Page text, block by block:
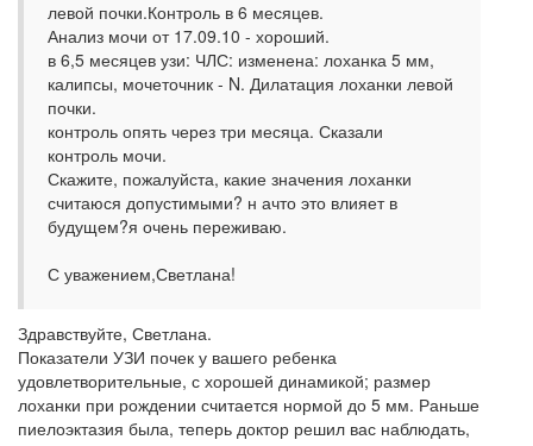
левой почки.Контроль в 6 месяцев.
Анализ мочи от 17.09.10 - хороший.
в 6,5 месяцев узи: ЧЛС: изменена: лоханка 5 мм,
калипсы, мочеточник - N. Дилатация лоханки левой
почки.
контроль опять через три месяца. Сказали
контроль мочи.
Скажите, пожалуйста, какие значения лоханки
считаюся допустимыми? н ачто это влияет в
будущем?я очень переживаю.
С уважением,Светлана!
Здравствуйте, Светлана.
Показатели УЗИ почек у вашего ребенка
удовлетворительные, с хорошей динамикой; размер
лоханки при рождении считается нормой до 5 мм. Раньше
пиелоэктазия была, теперь доктор решил вас наблюдать,